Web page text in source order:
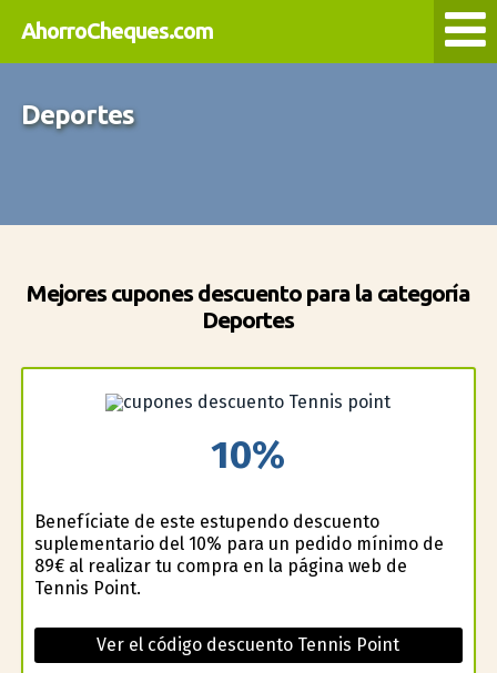
AhorroCheques.com
Deportes
Mejores cupones descuento para la categoría
Deportes
10%
Benefíciate de este estupendo descuento
suplementario del 10% para un pedido mínimo de
89€ al realizar tu compra en la página web de
Tennis Point.
Ver el código descuento Tennis Point